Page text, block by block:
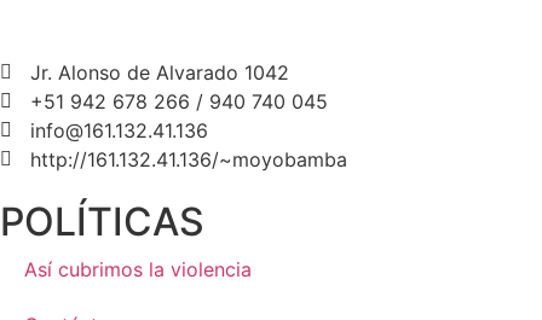
Jr. Alonso de Alvarado 1042
+51 942 678 266 / 940 740 045
info@161.132.41.136
http://161.132.41.136/~moyobamba
POLÍTICAS
Así cubrimos la violencia